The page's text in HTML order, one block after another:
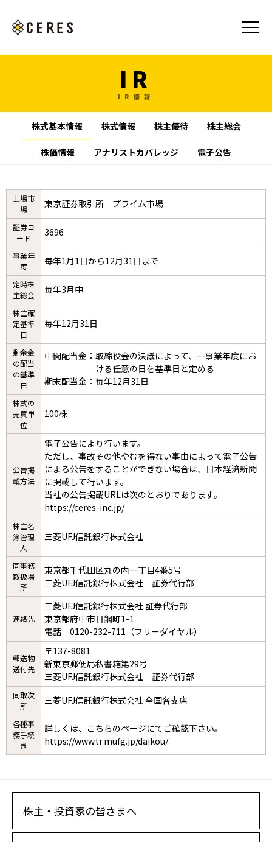
IR
IR情報
株式基本情報 株式情報 株主優待 株主総会
株価情報 アナリストカバレッジ 電子公告
上場市
場
東京証券取引所 プライム市場
証券コ
ード
3696
事業年
度
毎年1月1日から12月31日まで
定時株
主総会
毎年3月中
株主確
定基準
日
毎年12月31日
剰余金
の配当
の基準
日
中間配当金： 取締役会の決議によって、一事業年度にお
ける任意の日を基準日と定める
期末配当金： 毎年12月31日
株式の
売買単
位
100株
公告掲
載方法
電子公告により行います。
ただし、事故その他やむを得ない事由によって電子公告
による公告をすることができない場合は、日本経済新聞
に掲載して行います。
当社の公告掲載URLは次のとおりであります。
https://ceres-inc.jp/
株主名
簿管理
人
三菱UFJ信託銀行株式会社
同事務
取扱場
所
東京都千代田区丸の内一丁目4番5号
三菱UFJ信託銀行株式会社 証券代行部
連絡先
三菱UFJ信託銀行株式会社 証券代行部
東京都府中市日鋼町1-1
電話 0120-232-711（フリーダイヤル）
郵送物
送付先
〒137-8081
新東京郵便局私書箱第29号
三菱UFJ信託銀行株式会社 証券代行部
同取次
所
三菱UFJ信託銀行株式会社 全国各支店
各種事
務手続
き
詳しくは、こちらのページにてご確認下さい。
https://www.tr.mufg.jp/daikou/
株主・投資家の皆さまへ